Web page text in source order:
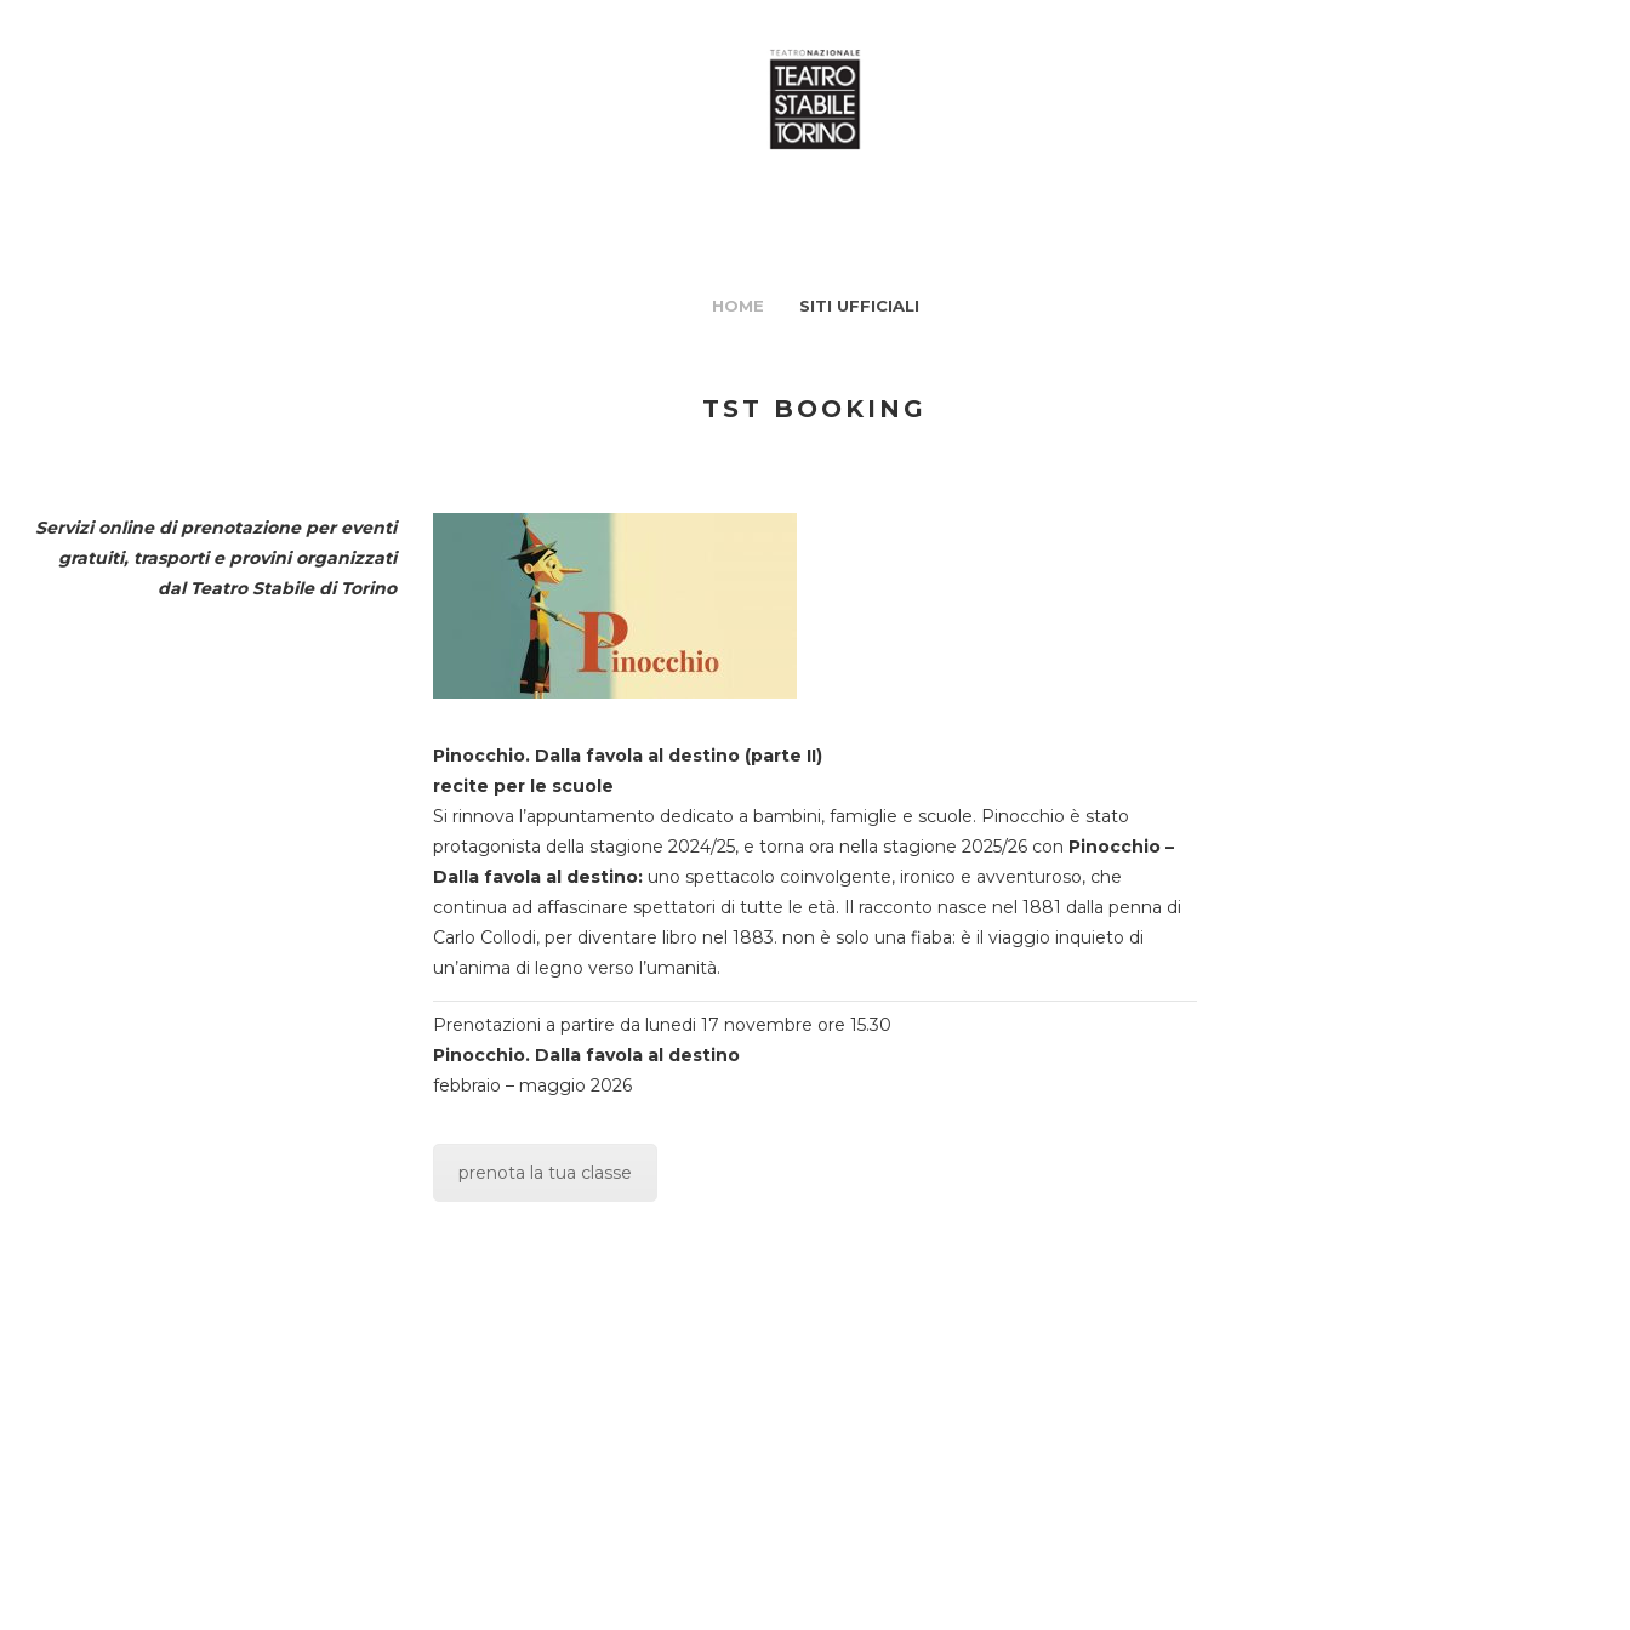
HOME SITI UFFICIALI
TST BOOKING
Servizi online di prenotazione per eventi
gratuiti, trasporti e provini organizzati
dal Teatro Stabile di Torino
Pinocchio. Dalla favola al destino (parte II)
recite per le scuole
Si rinnova l’appuntamento dedicato a bambini, famiglie e scuole. Pinocchio è stato
protagonista della stagione 2024/25, e torna ora nella stagione 2025/26 con Pinocchio –
Dalla favola al destino:uno spettacolo coinvolgente, ironico e avventuroso, che
continua ad affascinare spettatori di tutte le età. Il racconto nasce nel 1881 dalla penna di
Carlo Collodi, per diventare libro nel 1883. non è solo una fiaba: è il viaggio inquieto di
un’anima di legno verso l’umanità.
Prenotazioni a partire da lunedi 17 novembre ore 15.30
Pinocchio. Dalla favola al destino
febbraio – maggio 2026
prenota la tua classe